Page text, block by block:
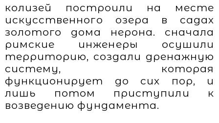
колизей построили на месте
искусственного озера в садах
золотого дома нерона. сначала
римские инженеры осушили
территорию, создали дренажную
систему, которая
функционирует до сих пор, и
лишь потом приступили к
возведению фундамента.